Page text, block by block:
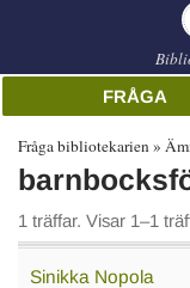
FRÅGA
Fråga bibliotekarien
1 träffar. Visar 1–1
Sinikka Nopola